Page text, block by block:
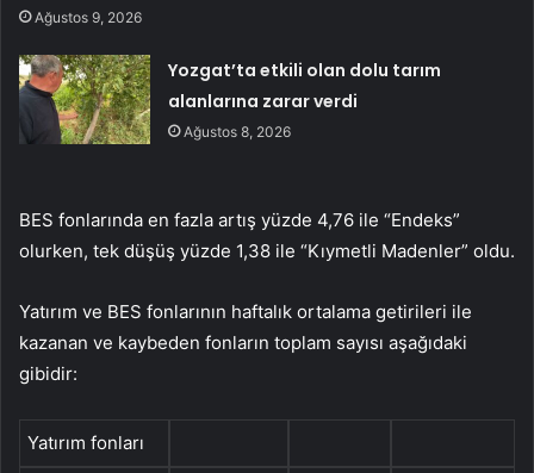
Ağustos 9, 2026
Yozgat’ta etkili olan dolu tarım
alanlarına zarar verdi
Ağustos 8, 2026
BES fonlarında en fazla artış yüzde 4,76 ile “Endeks”
olurken, tek düşüş yüzde 1,38 ile “Kıymetli Madenler” oldu.
Yatırım ve BES fonlarının haftalık ortalama getirileri ile
kazanan ve kaybeden fonların toplam sayısı aşağıdaki
gibidir:
Yatırım fonları